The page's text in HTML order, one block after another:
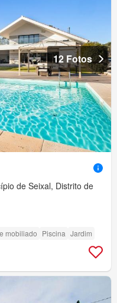
12 Fotos
de Seixal, Distrito de
mobiliado Piscina Jardim